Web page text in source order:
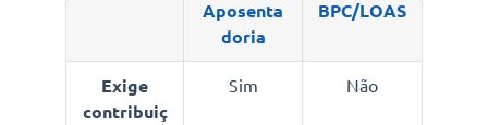
Aposenta
doria
BPC/LOAS
Exige
contribuiç
Sim Não